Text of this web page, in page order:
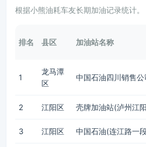
根据小熊油耗车友长期加油记录统计。
排名 县区 加油站名称
1
龙马潭
区
中国石油四川销售
2 江阳区 壳牌加油站(泸州江
3 江阳区 中国石油(连江路一